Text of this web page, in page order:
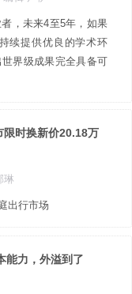
，未来4至5年，如果
续提供优良的学术环
界级成果完全具备可
限时换新价20.18万
琳
出行市场
能力，外溢到了